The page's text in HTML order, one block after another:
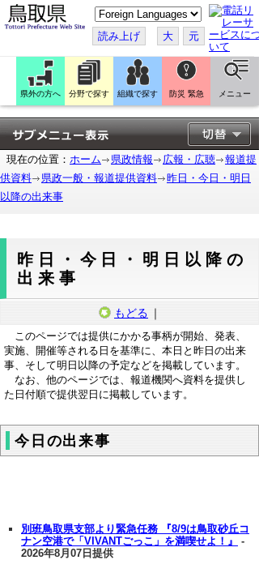
こ
の
ペ
ー
ジ
翻
訳
す
る
読み上げ 大 元
県外の方へ 分野で探す 組織で探す 防災 緊急 メニュー
現在の位置： ホーム 県政情報 広報・広聴
報道提
供資料
県政一般・報道提供資料
昨日・今日・明日
以降の出来事
昨日・今日・明日以降の
出来事
もどる ｜
このページでは提供にかかる事柄が開始、発表、
実施、開催等される日を基準に、本日と昨日の出来
事、そして明日以降の予定などを掲載しています。
なお、他のページでは、報道機関へ資料を提供し
た日付順で提供翌日に掲載しています。
今日の出来事
別班鳥取県支部より緊急任務 『8/9は鳥取砂丘コ
ナン空港で「VIVANTごっこ」を満喫せよ！』
-
2026年8月07日提供